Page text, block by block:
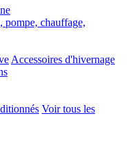
pompe, chauffage,
Accessoires d'hivernage
Voir tous les